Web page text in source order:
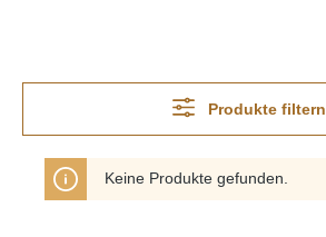
Produkte filtern
Keine Produkte gefunden.